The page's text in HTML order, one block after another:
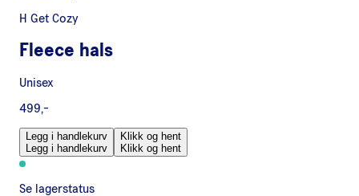
H Get Cozy
Fleece hals
Unisex
499,-
Legg i handlekurv
Legg i handlekurv
Klikk og hent
Klikk og hent
Se lagerstatus